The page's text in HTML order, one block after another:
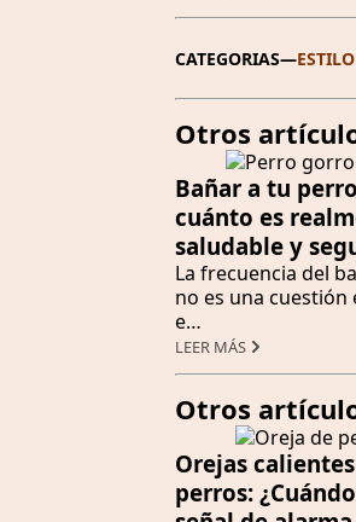
CATEGORIAS—
Otros
Bañar a tu
cuánto es
saludable y
La frecuencia del
no es una cuestión
e…
LEER MÁS
Otros
Orejas
perros: